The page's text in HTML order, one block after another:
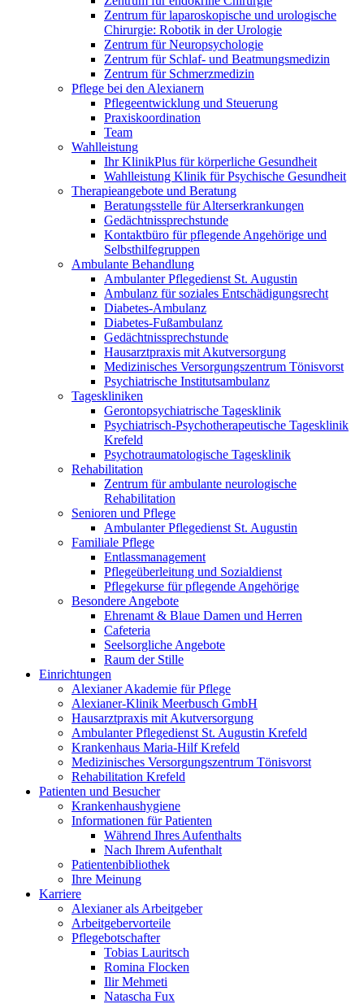
Zentrum für laparoskopische und urologische
Chirurgie: Robotik in der Urologie
Zentrum für Neuropsychologie
Zentrum für Schlaf- und Beatmungsmedizin
Zentrum für Schmerzmedizin
Pflege bei den Alexianern
Pflegeentwicklung und Steuerung
Praxiskoordination
Team
Wahlleistung
Ihr KlinikPlus für körperliche Gesundheit
Wahlleistung Klinik für Psychische Gesundheit
Therapieangebote und Beratung
Beratungsstelle für Alterserkrankungen
Gedächtnissprechstunde
Kontaktbüro für pflegende Angehörige und
Selbsthilfegruppen
Ambulante Behandlung
Ambulanter Pflegedienst St. Augustin
Ambulanz für soziales Entschädigungsrecht
Diabetes-Ambulanz
Diabetes-Fußambulanz
Gedächtnissprechstunde
Hausarztpraxis mit Akutversorgung
Medizinisches Versorgungszentrum Tönisvorst
Psychiatrische Institutsambulanz
Tageskliniken
Gerontopsychiatrische Tagesklinik
Psychiatrisch-Psychotherapeutische Tagesklinik
Krefeld
Psychotraumatologische Tagesklinik
Rehabilitation
Zentrum für ambulante neurologische
Rehabilitation
Senioren und Pflege
Ambulanter Pflegedienst St. Augustin
Familiale Pflege
Entlassmanagement
Pflegeüberleitung und Sozialdienst
Pflegekurse für pflegende Angehörige
Besondere Angebote
Ehrenamt & Blaue Damen und Herren
Cafeteria
Seelsorgliche Angebote
Raum der Stille
Einrichtungen
Alexianer Akademie für Pflege
Alexianer-Klinik Meerbusch GmbH
Hausarztpraxis mit Akutversorgung
Ambulanter Pflegedienst St. Augustin Krefeld
Krankenhaus Maria-Hilf Krefeld
Medizinisches Versorgungszentrum Tönisvorst
Rehabilitation Krefeld
Patienten und Besucher
Krankenhaushygiene
Informationen für Patienten
Während Ihres Aufenthalts
Nach Ihrem Aufenthalt
Patientenbibliothek
Ihre Meinung
Karriere
Alexianer als Arbeitgeber
Arbeitgebervorteile
Pflegebotschafter
Tobias Lauritsch
Romina Flocken
Ilir Mehmeti
Natascha Fux